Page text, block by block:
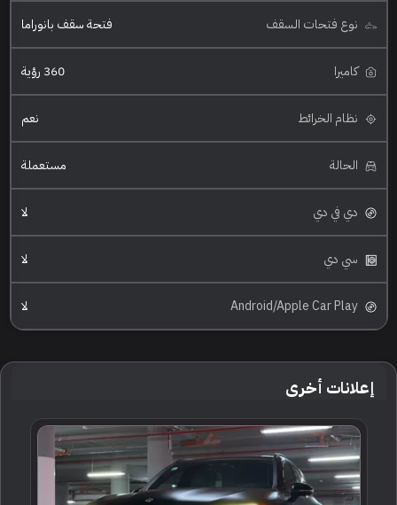
نوع فتحات السقف فتحة سقف بانوراما
كاميرا 360 رؤية
نظام الخرائط نعم
الحالة مستعملة
دي في دي لا
سي دي لا
Android/Apple Car Play لا
إعلانات أخرى